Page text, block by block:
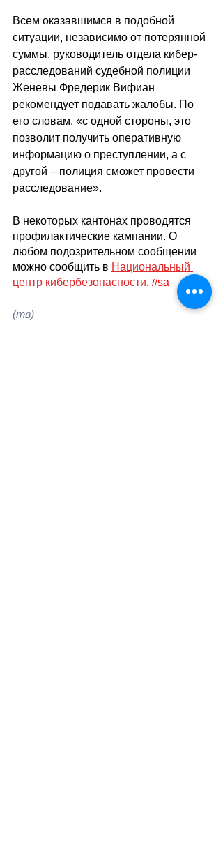
Всем оказавшимся в подобной
ситуации, независимо от потерянной
суммы, руководитель отдела кибер-
расследований судебной полиции
Женевы Фредерик Вифиан
рекомендует подавать жалобы. По
его словам, «с одной стороны, это
позволит получить оперативную
информацию о преступлении, а с
другой – полиция сможет провести
расследование».
В некоторых кантонах проводятся
профилактические кампании. О
любом подозрительном сообщении
можно сообщить в Национальный
центр кибербезопасности. //sa
(тв)